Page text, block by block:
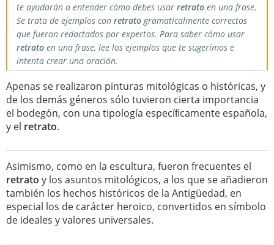
te ayudarán a entender cómo debes usar retrato en una frase.
Se trata de ejemplos con retratogramaticalmente correctos
que fueron redactados por expertos. Para saber cómo usar
retrato en una frase, lee los ejemplos que te sugerimos e
intenta crear una oración.
Apenas se realizaron pinturas mitológicas o históricas, y
de los demás géneros sólo tuvieron cierta importancia
el bodegón, con una tipología especíﬁcamente española,
y el retrato.
Asimismo, como en la escultura, fueron frecuentes el
retrato y los asuntos mitológicos, a los que se añadieron
también los hechos históricos de la Antigüedad, en
especial los de carácter heroico, convertidos en símbolo
de ideales y valores universales.